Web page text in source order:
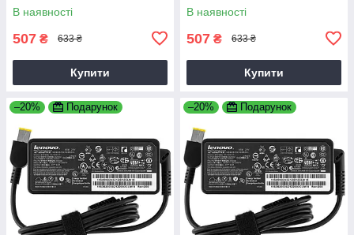
В наявності
507 ₴ 633 ₴
Купити
В наявності
507 ₴ 633 ₴
Купити
–20% Подарунок –20% Подарунок